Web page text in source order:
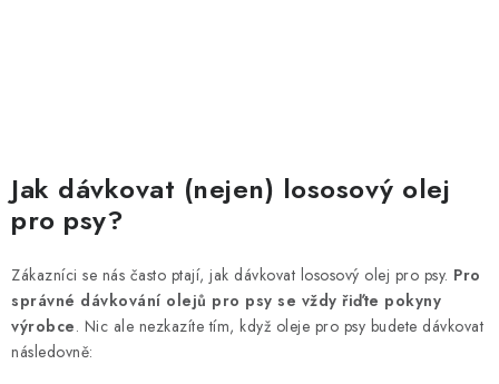
Jak dávkovat (nejen) lososový olej
pro psy?
Zákazníci se nás často ptají, jak dávkovat lososový olej pro psy. Pro
správné dávkování olejů pro psy se vždy řiďte pokyny
výrobce. Nic ale nezkazíte tím, když oleje pro psy budete dávkovat
následovně: